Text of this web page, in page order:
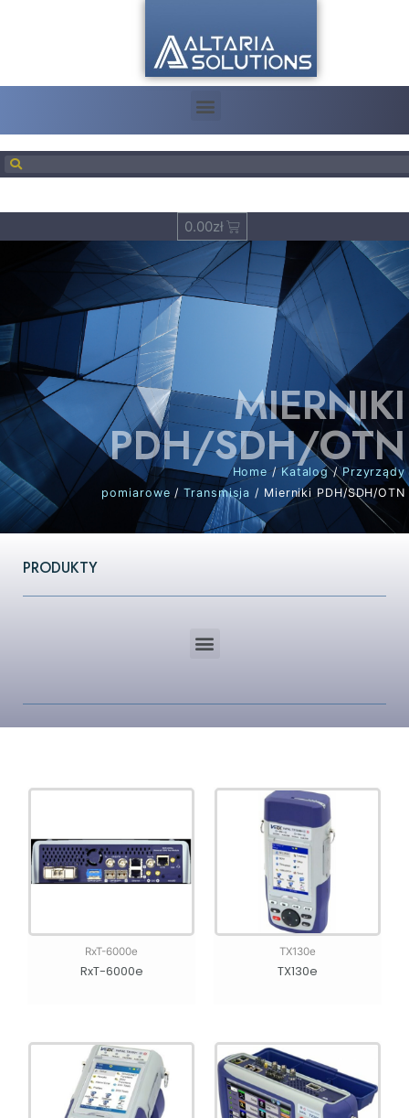
0.00zł
MIERNIKI
PDH/SDH/OTN
Home/Katalog/Przyrządy
pomiarowe /Transmisja / Mierniki PDH/SDH/OTN
PRODUKTY
RxT-6000e
RxT-6000e
TX130e
TX130e